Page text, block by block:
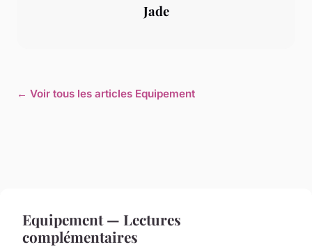
Jade
← Voir tous les articles Equipement
Equipement — Lectures
complémentaires